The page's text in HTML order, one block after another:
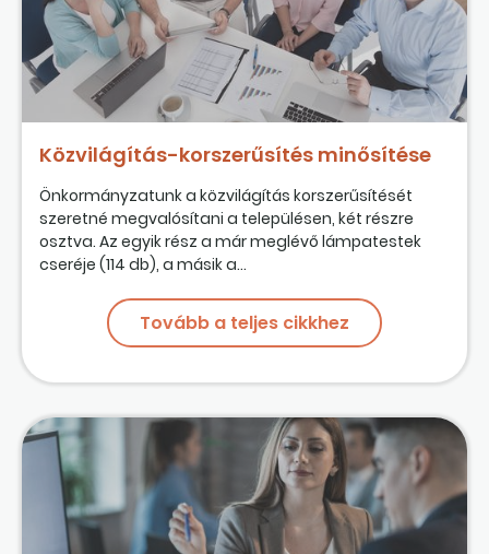
Közvilágítás-korszerűsítés minősítése
Önkormányzatunk a közvilágítás korszerűsítését
szeretné megvalósítani a településen, két részre
osztva. Az egyik rész a már meglévő lámpatestek
cseréje (114 db), a másik a...
Tovább a teljes cikkhez